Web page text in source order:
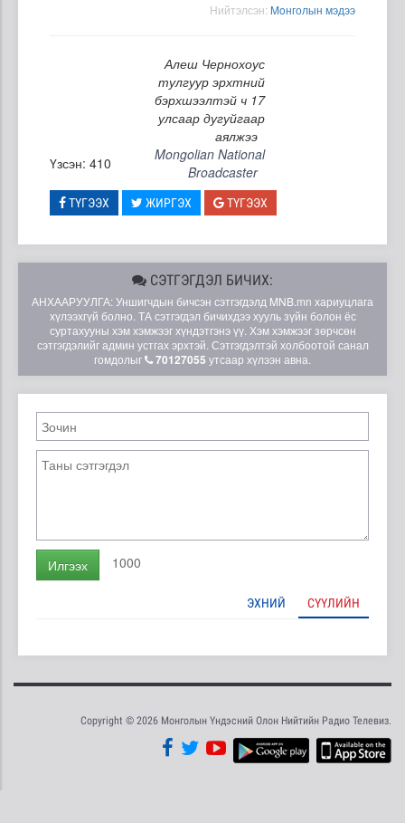
Нийтэлсэн: Moнголын мэдээ
Алеш Чернохоус
тулгуур эрхтний
бэрхшээлтэй ч 17
улсаар дугуйгаар
аялжээ
Үзсэн: 410
Mongolian National
Broadcaster
ТҮГЭЭХ ЖИРГЭХ ТҮГЭЭХ
СЭТГЭГДЭЛ БИЧИХ:
АНХААРУУЛГА: Уншигчдын бичсэн сэтгэгдэлд MNB.mn хариуцлага
хүлээхгүй болно. ТА сэтгэгдэл бичихдээ хууль зүйн болон ёс
суртахууны хэм хэмжээг хүндэтгэнэ үү. Хэм хэмжээг зөрчсөн
сэтгэгдэлийг админ устгах эрхтэй. Сэтгэгдэлтэй холбоотой санал
гомдолыг
70127055 утсаар хүлээн авна.
Илгээх 1000
ЭХНИЙ СҮҮЛИЙН
Copyright © 2026 Монголын Үндэсний Олон Нийтийн Радио Телевиз.